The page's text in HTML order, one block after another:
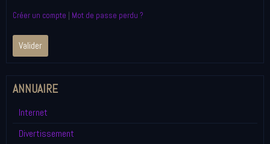
Créer un compte | Mot de passe perdu ?
Valider
ANNUAIRE
Internet
Divertissement